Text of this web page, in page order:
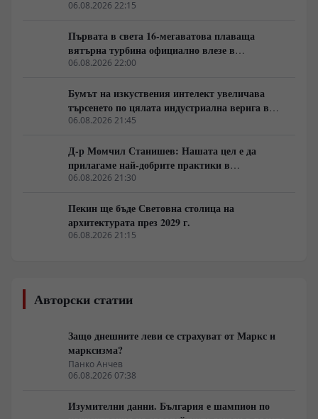
бързо
06.08.2026 22:15
Първата в света 16-мегаватова плаваща
вятърна турбина официално влезе в
експлоатация
06.08.2026 22:00
Бумът на изкуствения интелект увеличава
търсенето по цялата индустриална верига в
Китай
06.08.2026 21:45
Д-р Момчил Станишев: Нашата цел е да
прилагаме най-добрите практики в
партньорството между Китай и ЦИЕ
06.08.2026 21:30
Пекин ще бъде Световна столица на
архитектурата през 2029 г.
06.08.2026 21:15
Авторски статии
Защо днешните леви се страхуват от Маркс и
марксизма?
Панко Анчев
06.08.2026 07:38
Изумителни данни. България е шампион по